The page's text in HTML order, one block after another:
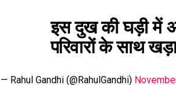
इस दुख की घड़ी में
परिवारों के साथ
— Rahul Gandhi (@RahulGandhi)